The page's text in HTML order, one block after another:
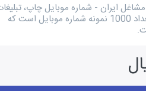
ایران - شماره موبایل چاپ،
بسته بندی کل کشور دارای تعداد 1000 نمونه شماره موبایل است که